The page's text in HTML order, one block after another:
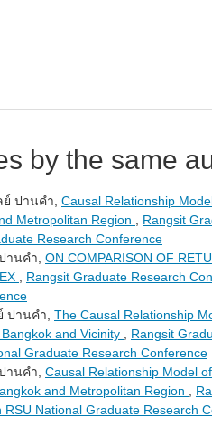
by the same
ปานคำ, Causal Relationship
Metropolitan Region
Rangsit
Research Conference
านคำ, ON COMPARISON OF
Rangsit Graduate Research
ปานคำ, The Causal Relationship
and Vicinity
Rangsit
Graduate Research Conference
นคำ, Causal Relationship Model
and Metropolitan Region
National Graduate Research